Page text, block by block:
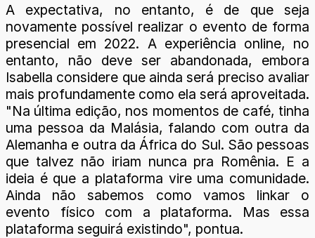
A expectativa, no entanto, é de que seja
novamente possível realizar o evento de forma
presencial em 2022. A experiência online, no
entanto, não deve ser abandonada, embora
Isabella considere que ainda será preciso avaliar
mais profundamente como ela será aproveitada.
"Na última edição, nos momentos de café, tinha
uma pessoa da Malásia, falando com outra da
Alemanha e outra da África do Sul. São pessoas
que talvez não iriam nunca pra Romênia. E a
ideia é que a plataforma vire uma comunidade.
Ainda não sabemos como vamos linkar o
evento físico com a plataforma. Mas essa
plataforma seguirá existindo", pontua.